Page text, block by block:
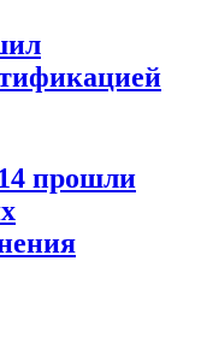
прошли